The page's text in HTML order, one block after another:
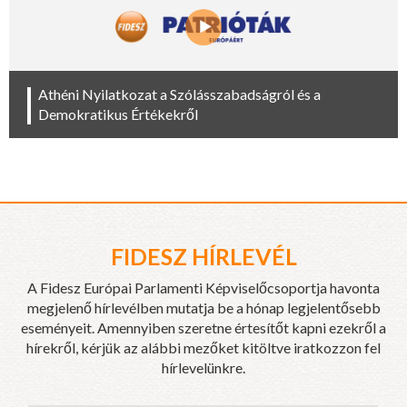
Athéni Nyilatkozat a Szólásszabadságról és a
Demokratikus Értékekről
FIDESZ HÍRLEVÉL
A Fidesz Európai Parlamenti Képviselőcsoportja havonta
megjelenő hírlevélben mutatja be a hónap legjelentősebb
eseményeit. Amennyiben szeretne értesítőt kapni ezekről a
hírekről, kérjük az alábbi mezőket kitöltve iratkozzon fel
hírlevelünkre.